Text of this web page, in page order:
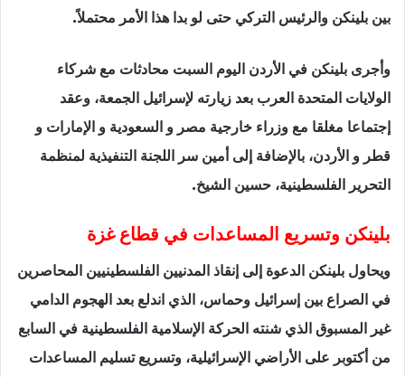
بين بلينكن والرئيس التركي حتى لو بدا هذا الأمر محتملاً.
وأجرى بلينكن في الأردن اليوم السبت محادثات مع شركاء
الولايات المتحدة العرب بعد زيارته لإسرائيل الجمعة، وعقد
إجتماعا مغلقا مع وزراء خارجية مصر و السعودية و الإمارات و
قطر و الأردن، بالإضافة إلى أمين سر اللجنة التنفيذية لمنظمة
التحرير الفلسطينية، حسين الشيخ.
بلينكن وتسريع المساعدات في قطاع غزة
ويحاول بلينكن الدعوة إلى إنقاذ المدنيين الفلسطينيين المحاصرين
في الصراع بين إسرائيل وحماس، الذي اندلع بعد الهجوم الدامي
غير المسبوق الذي شنته الحركة الإسلامية الفلسطينية في السابع
من أكتوبر على الأراضي الإسرائيلية، وتسريع تسليم المساعدات